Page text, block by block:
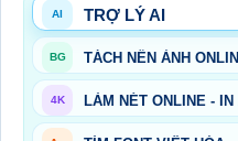
AI TRỢ LÝ AI
BG TÁCH NỀN ẢNH
4K LÀM NÉT ONLINE - IN